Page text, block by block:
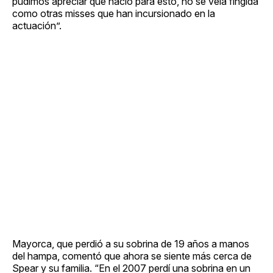
como otras misses que han incursionado en la
actuación”.
Mayorca, que perdió a su sobrina de 19 años a manos
del hampa, comentó que ahora se siente más cerca de
Spear y su familia. “En el 2007 perdí una sobrina en un